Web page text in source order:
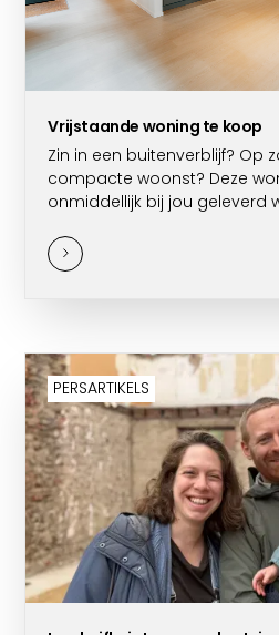
Vrijstaande woning te koop
Zin in een buitenverblijf? Op
compacte woonst? Deze
onmiddellijk bij jou geleverd
PERSARTIKELS